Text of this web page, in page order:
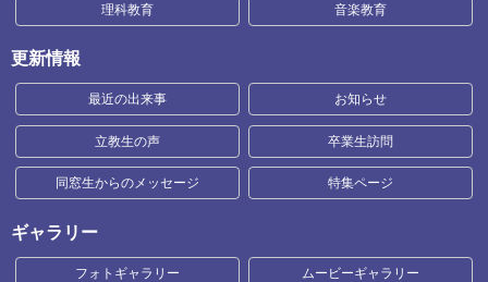
理科教育 音楽教育
更新情報
最近の出来事 お知らせ
立教生の声 卒業生訪問
同窓生からのメッセージ 特集ページ
ギャラリー
フォトギャラリー ムービーギャラリー